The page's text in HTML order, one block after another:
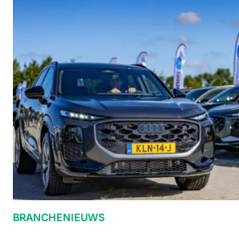
BRANCHENIEUWS